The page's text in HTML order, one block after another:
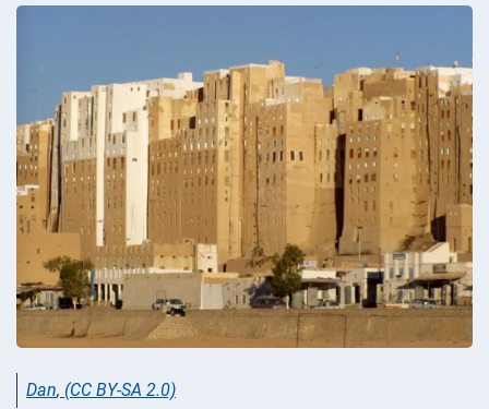
Dan, (CC BY-SA 2.0)